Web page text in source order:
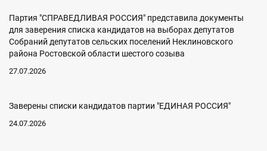
Партия "СПРАВЕДЛИВАЯ РОССИЯ" представила документы
для заверения списка кандидатов на выборах депутатов
Собраний депутатов сельских поселений Неклиновского
района Ростовской области шестого созыва
27.07.2026
Заверены списки кандидатов партии "ЕДИНАЯ РОССИЯ"
24.07.2026